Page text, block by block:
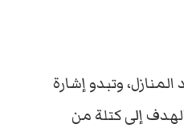
وتبدو إشارة
إلى كتلة من